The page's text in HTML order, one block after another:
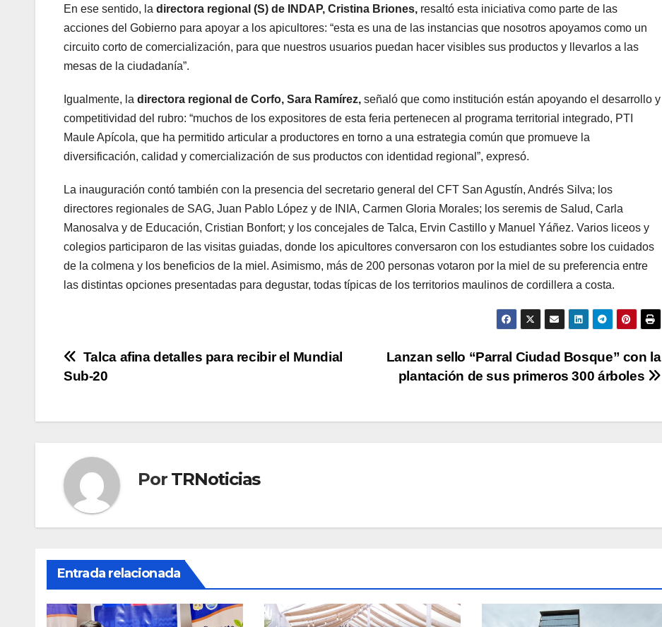
En ese sentido, la directora regional (S) de INDAP, Cristina Briones, resaltó esta iniciativa como parte de las
acciones del Gobierno para apoyar a los apicultores: “esta es una de las instancias que nosotros apoyamos como un
circuito corto de comercialización, para que nuestros usuarios puedan hacer visibles sus productos y llevarlos a las
mesas de la ciudadanía”.
Igualmente, la directora regional de Corfo, Sara Ramírez, señaló que como institución están apoyando el desarrollo y
competitividad del rubro: “muchos de los expositores de esta feria pertenecen al programa territorial integrado, PTI
Maule Apícola, que ha permitido articular a productores en torno a una estrategia común que promueve la
diversificación, calidad y comercialización de sus productos con identidad regional”, expresó.
La inauguración contó también con la presencia del secretario general del CFT San Agustín, Andrés Silva; los
directores regionales de SAG, Juan Pablo López y de INIA, Carmen Gloria Morales; los seremis de Salud, Carla
Manosalva y de Educación, Cristian Bonfort; y los concejales de Talca, Ervin Castillo y Manuel Yáñez. Varios liceos y
colegios participaron de las visitas guiadas, donde los apicultores conversaron con los estudiantes sobre los cuidados
de la colmena y los beneficios de la miel. Asimismo, más de 200 personas votaron por la miel de su preferencia entre
las distintas opciones presentadas para degustar, todas típicas de los territorios maulinos de cordillera a costa.
Navegación
entradas
Lanzan sello “Parral Ciudad Bosque” con la
plantación de sus primeros 300 árboles
Talca afina detalles para recibir el Mundial
Sub-20
Por TRNoticias
Entrada relacionada